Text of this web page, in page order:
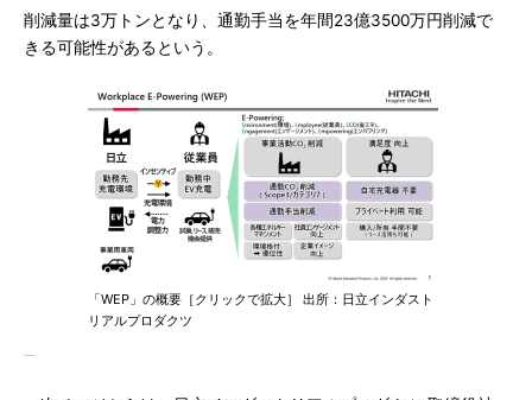
削減量は3万トンとなり、通勤手当を年間23億3500万円削減で
きる可能性があるという。
「WEP」の概要［クリックで拡大］ 出所：日立インダスト
リアルプロダクツ